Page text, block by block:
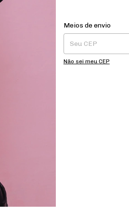
Entregas para o CEP:
Meios de envio
Não sei meu CEP